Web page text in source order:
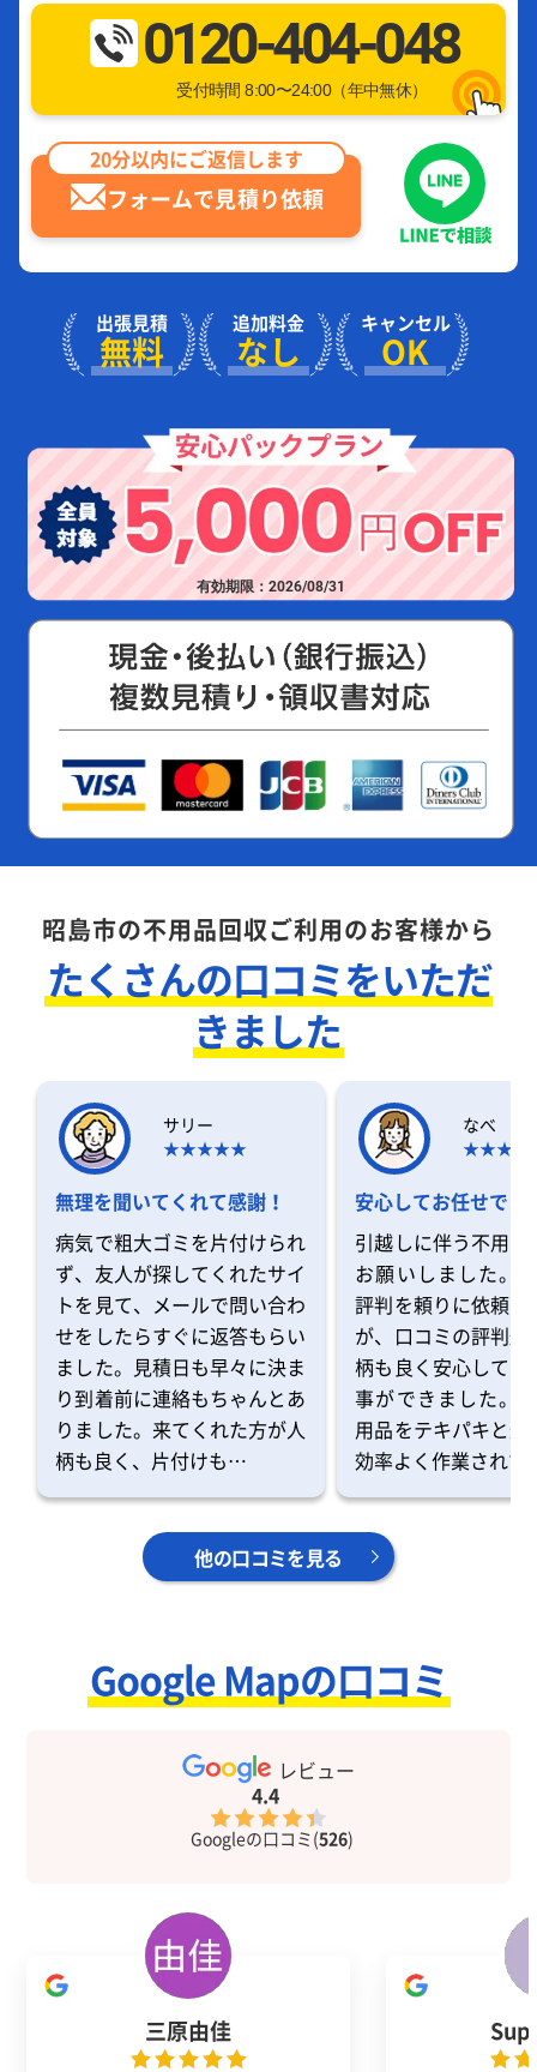
0120-404-048
受付時間 8:00〜24:00（年中無休）
フォームで見積り依頼
20分以内にご返信します
出張見積
無料
追加料金
なし
キャンセル
OK
有効期限：2026/08/31
昭島市の不用品回収ご利用のお客様から
たくさんの口コミをいただ
きました
サリー
無理を聞いてくれて感謝！
病気で粗大ゴミを片付けられ
ず、友人が探してくれたサイ
トを見て、メールで問い合わ
せをしたらすぐに返答もらい
ました。見積日も早々に決ま
り到着前に連絡もちゃんとあ
りました。来てくれた方が人
柄も良く、片付けも…
なべ
安心してお任せでき
引越しに伴う不用品
お願いしました。
評判を頼りに依頼を
が、口コミの評判通
柄も良く安心してお
事ができました。
用品をテキパキと運
効率よく作業され
他の口コミを見る
Google Mapの口コミ
レビュー
4.4
Googleの口コミ(526)
三原由佳